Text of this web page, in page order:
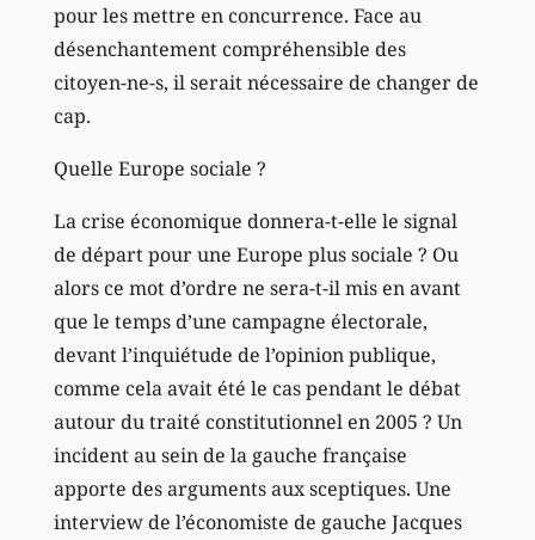
pour les mettre en concurrence. Face au
désenchantement compréhensible des
citoyen-ne-s, il serait nécessaire de changer de
cap.
Quelle Europe sociale ?
La crise économique donnera-t-elle le signal
de départ pour une Europe plus sociale ? Ou
alors ce mot d’ordre ne sera-t-il mis en avant
que le temps d’une campagne électorale,
devant l’inquiétude de l’opinion publique,
comme cela avait été le cas pendant le débat
autour du traité constitutionnel en 2005 ? Un
incident au sein de la gauche française
apporte des arguments aux sceptiques. Une
interview de l’économiste de gauche Jacques